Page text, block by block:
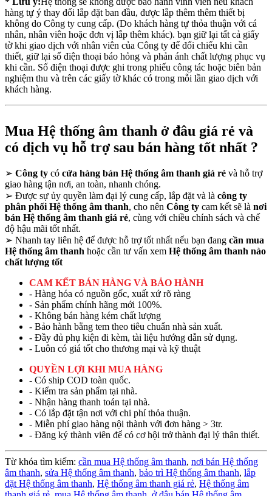
hàng tự ý thay đổi lắp đặt ban đầu, được lắp thêm thêm thiết bị
không do Công ty cung cấp. (Do khách hàng tự thỏa thuận với cá
nhân, nhân viên hoặc đơn vị lắp thêm khác). bạn giữ lại tất cả giấy
tờ khi giao dịch với nhân viên của Công ty để đối chiếu khi cần
thiết, giữ lại số điện thoại báo hỏng và phản ánh chất lượng phục vụ
khi cần. Số điện thoại được ghi trong phiếu công tác hoặc biên bản
nghiệm thu và trên các giấy tờ khác có trong mỗi lần giao dịch với
khách hàng.
Mua Hệ thống âm thanh ở đâu giá rẻ và
có dịch vụ hỗ trợ sau bán hàng tốt nhất ?
➢ Công ty có cửa hàng bán Hệ thống âm thanh giá rẻ và hỗ trợ
giao hàng tận nơi, an toàn, nhanh chóng.
➢ Được sự ủy quyền làm đại lý cung cấp, lắp đặt và là công ty
phân phối Hệ thống âm thanh, cho nên Công ty cam kết sẽ là nơi
bán Hệ thống âm thanh giá rẻ, cùng với chiều chính sách và chế
độ hậu mãi tốt nhất.
➢ Nhanh tay liên hệ để được hỗ trợ tốt nhất nếu bạn đang cần mua
Hệ thống âm thanh hoặc cần tư vấn xem Hệ thống âm thanh nào
chất lượng tốt
CAM KẾT BÁN HÀNG VÀ BẢO HÀNH
- Hàng hóa có nguồn gốc, xuất xứ rõ ràng
- Sản phẩm chính hãng mới 100%.
- Không bán hàng kém chất lượng
- Bảo hành bằng tem theo tiêu chuẩn nhà sản xuất.
- Đầy đủ phụ kiện đi kèm, tài liệu hướng dẫn sử dụng.
- Luôn có giá tốt cho thương mại và kỹ thuật
QUYỀN LỢI KHI MUA HÀNG
- Có ship COD toàn quốc.
- Kiểm tra sản phẩm tại nhà.
- Nhận hàng thanh toán tại nhà.
- Có lắp đặt tận nơi với chi phí thỏa thuận.
- Miễn phí giao hàng nội thành với đơn hàng > 3tr.
- Đăng ký thành viên để có cơ hội trở thành đại lý thân thiết.
Từ khóa tìm kiếm: cần mua Hệ thống âm thanh, nơi bán Hệ thống
âm thanh, sửa Hệ thống âm thanh, bảo trì Hệ thống âm thanh, lắp
đặt Hệ thống âm thanh, Hệ thống âm thanh giá rẻ, Hệ thống âm